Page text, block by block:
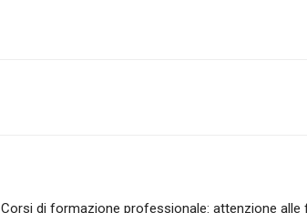
Corsi di formazione professionale: attenzione alle